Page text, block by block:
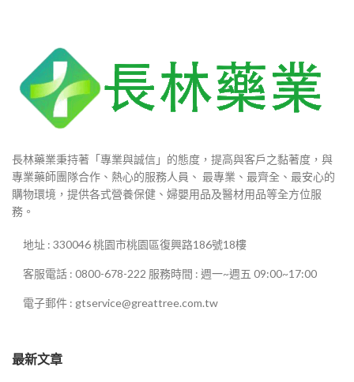
長林藥業秉持著「專業與誠信」的態度，提高與客戶之黏著度，與
專業藥師團隊合作、熱心的服務人員、 最專業、最齊全、最安心的
購物環境，提供各式營養保健、婦嬰用品及醫材用品等全方位服
務。
地址 : 330046 桃園市桃園區復興路186號18樓
客服電話 : 0800-678-222 服務時間 : 週一~週五 09:00~17:00
電子郵件 : gtservice@greattree.com.tw
最新文章